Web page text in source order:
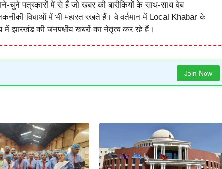
चुने पत्रकारों में से हैं जो खबर की बारीकियों के साथ-साथ वेब
विधाओं में भी महारत रखते हैं। वे वर्तमान में Local Khabar के
झारखंड की जनपक्षीय खबरों का नेतृत्व कर रहे हैं।
Join Now